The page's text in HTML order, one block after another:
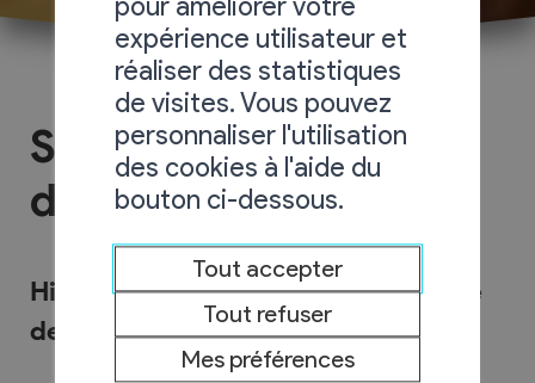
Soirée Histoires,
doudous et pyjama
Histoires et tisanes à la bibliothèque
de Chamoson
expérience utilisateur et
réaliser des statistiques
de visites. Vous pouvez
personnaliser l'utilisation
des cookies à l'aide du
bouton ci-dessous.
Tout accepter
Tout refuser
Mes préférences